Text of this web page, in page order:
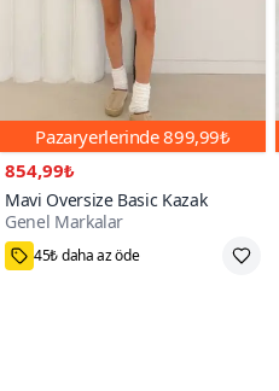
Pazaryerlerinde899,99₺
854,99₺
Mavi Oversize Basic Kazak
Genel Markalar
45₺ daha az öde